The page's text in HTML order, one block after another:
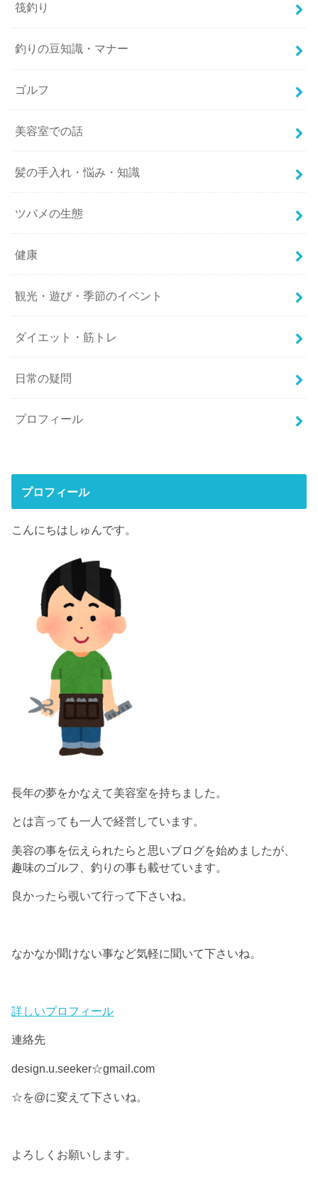
筏釣り
釣りの豆知識・マナー
ゴルフ
美容室での話
髪の手入れ・悩み・知識
ツバメの生態
健康
観光・遊び・季節のイベント
ダイエット・筋トレ
日常の疑問
プロフィール
プロフィール
こんにちはしゅんです。
長年の夢をかなえて美容室を持ちました。
とは言っても一人で経営しています。
美容の事を伝えられたらと思いブログを始めましたが、
趣味のゴルフ、釣りの事も載せています。
良かったら覗いて行って下さいね。
なかなか聞けない事など気軽に聞いて下さいね。
詳しいプロフィール
連絡先
design.u.seeker☆gmail.com
☆を@に変えて下さいね。
よろしくお願いします。